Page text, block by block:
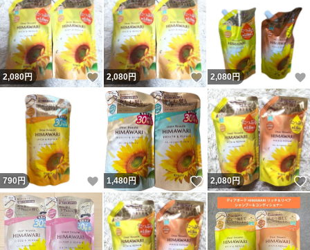
2,080円 いいね！
2,080円 いいね！
2,080円
790 円 いいね！
1,480円 いいね！
2,080円